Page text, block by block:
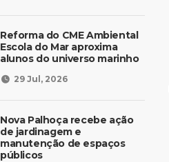
Reforma do CME Ambiental
Escola do Mar aproxima
alunos do universo marinho
29 Jul, 2026
Nova Palhoça recebe ação
de jardinagem e
manutenção de espaços
públicos